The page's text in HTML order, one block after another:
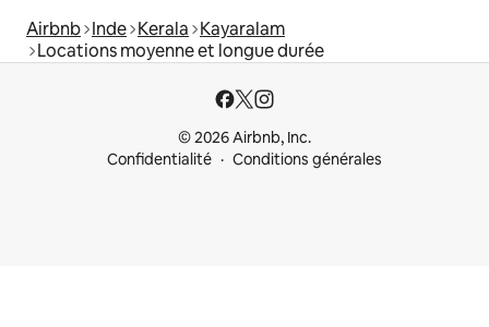
Airbnb Inde Kerala Kayaralam
Locations moyenne et longue durée
© 2026 Airbnb, Inc.
Confidentialité
Conditions générales